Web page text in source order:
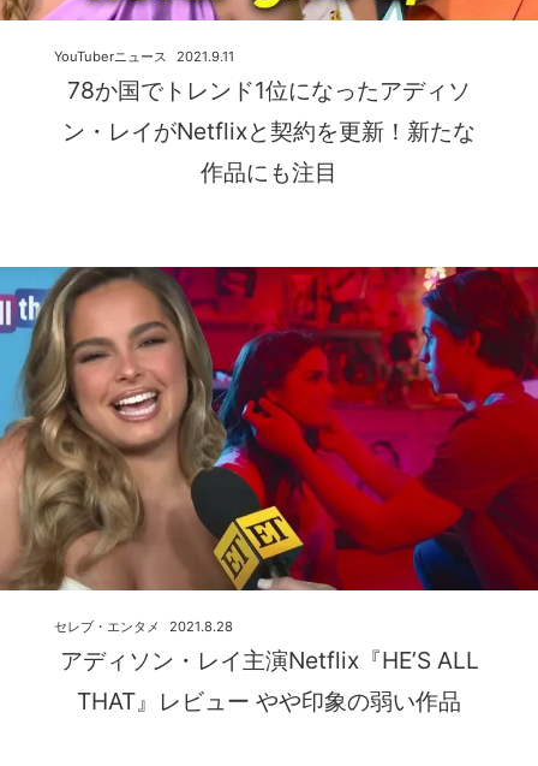
78か国でトレンド1位になったアディソ
ン・レイがNetflixと契約を更新！新たな
作品にも注目
2021.9.11
YouTuberニュース
アディソン・レイ主演Netflix『HE’S ALL
THAT』レビュー やや印象の弱い作品
2021.8.28
セレブ・エンタメ